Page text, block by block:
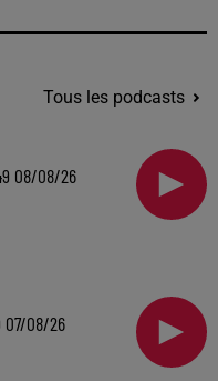
Tous les podcasts
08/08/26
07/08/26